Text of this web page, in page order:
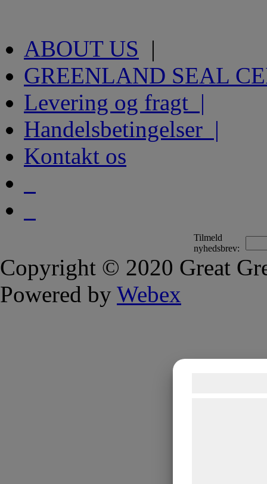
ABOUT US |
GREENLAND SEAL
Levering og fragt |
Handelsbetingelser |
Kontakt os
Tilmeld
nyhedsbrev:
Copyright © 2020 Great
Powered by Webex